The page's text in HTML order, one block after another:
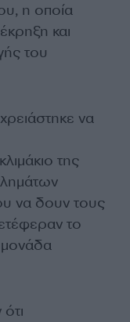
η οποία
και
του
να
της
να δουν τους
το